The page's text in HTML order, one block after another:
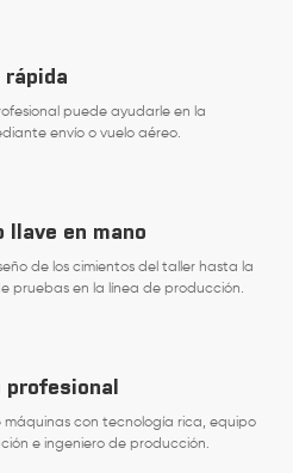
rápida
puede ayudarle en la
envío o vuelo aéreo.
llave en mano
de los cimientos del taller hasta la
pruebas en la línea de producción.
profesional
máquinas con tecnología rica, equipo
e ingeniero de producción.